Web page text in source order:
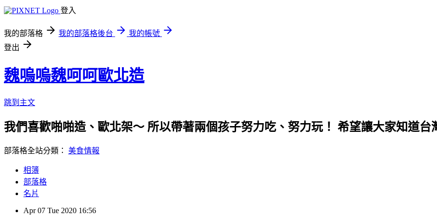
登入
我的部落格 我的部落格後台
我的帳號
登出
魏嗚嗚魏呵呵歐北造
跳到主文
我們喜歡啪啪造、歐北架～ 所以帶著兩個孩子努力吃、努力玩！ 希望讓大家知道台
部落格全站分類： 美食情報
相簿
部落格
名片
Apr 07 Tue 2020 16:56